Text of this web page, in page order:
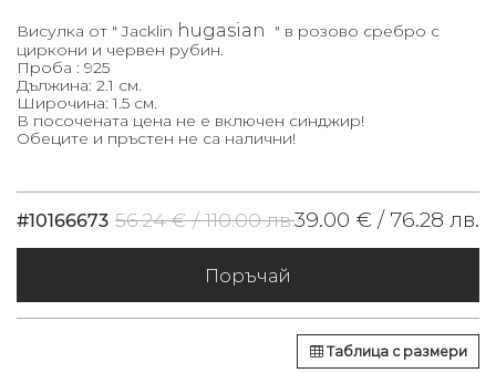
Висулка от " Jacklin hugasian
" в розово сребро с
циркони и червен рубин.
Проба : 925
Дължина: 2.1 см.
Широчина: 1.5 см.
В посочената цена не е включен синджир!
Обеците и пръстен не са налични!
#10166673 56.24 € /110.00 лв.39.00 € / 76.28 лв.
Поръчай
Таблица с размери